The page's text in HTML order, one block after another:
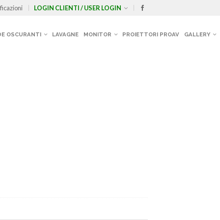
LOGIN CLIENTI / USER LOGIN
OSCURANTI LAVAGNE MONITOR PROIETTORI PROAV GALLERY